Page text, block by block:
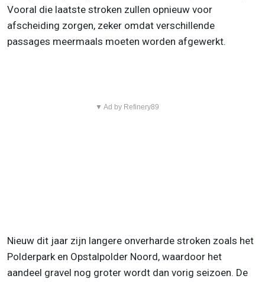
Vooral die laatste stroken zullen opnieuw voor
afscheiding zorgen, zeker omdat verschillende
passages meermaals moeten worden afgewerkt.
▼ Ad by Refinery89
Nieuw dit jaar zijn langere onverharde stroken zoals het
Polderpark en Opstalpolder Noord, waardoor het
aandeel gravel nog groter wordt dan vorig seizoen. De